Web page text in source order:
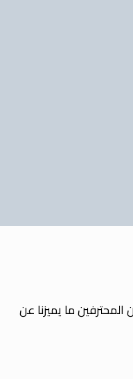
المحترفين ما يميزنا عن